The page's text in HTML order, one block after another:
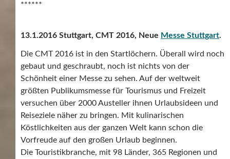
******
13.1.2016 Stuttgart, CMT 2016, Neue Messe Stuttgart.
Die CMT 2016 ist in den Startlöchern. Überall wird noch
gebaut und geschraubt, noch ist nichts von der
Schönheit einer Messe zu sehen. Auf der weltweit
größten Publikumsmesse für Tourismus und Freizeit
versuchen über 2000 Austeller ihnen Urlaubsideen und
Reiseziele näher zu bringen. Mit kulinarischen
Köstlichkeiten aus der ganzen Welt kann schon die
Vorfreude auf den großen Urlaub beginnen.
Die Touristikbranche, mit 98 Länder, 365 Regionen und